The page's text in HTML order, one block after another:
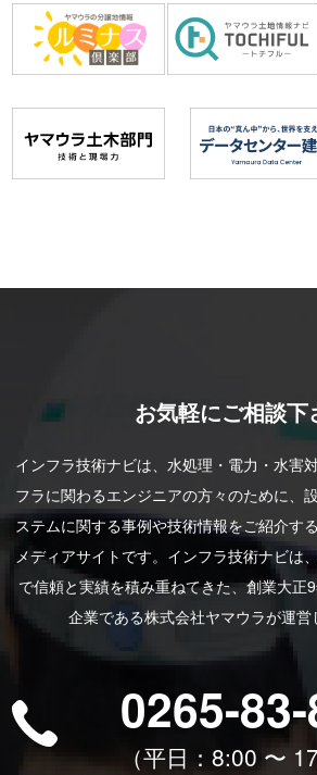
お気軽にご相談下
インフラ技術ナビは、水処理・電力・水害
フラに関わるエンジニアの方々のために、
ステムに関する事例や技術情報をご紹介す
メディアサイトです。インフラ技術ナビは
で信頼と実績を積み重ねてきた、創業大正
企業である株式会社ヤマウラが運営
0265-
（平⽇：8:00 〜